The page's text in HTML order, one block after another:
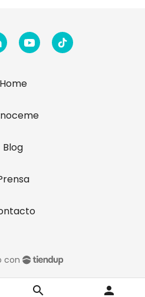
search person
Home
Blog
con